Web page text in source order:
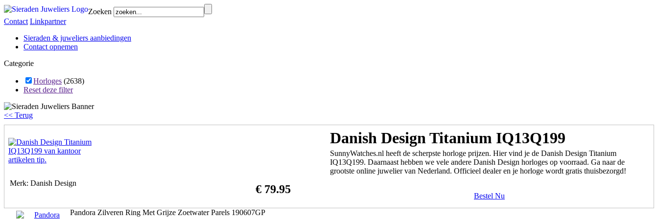
Zoeken
Contact Linkpartner
Sieraden & juweliers aanbiedingen
Contact opnemen
Categorie
Horloges (2638)
Reset deze filter
<< Terug
Danish Design Titanium IQ13Q199
SunnyWatches.nl heeft de scherpste horloge prijzen. Hier vind je de Danish Design Titanium
IQ13Q199. Daarnaast hebben we vele andere Danish Design horloges op voorraad. Ga naar de
grootste online juwelier van Nederland. Officieel dealer en je horloge wordt gratis thuisbezorgd!
Merk: Danish Design
€ 79.95
Bestel Nu
Pandora Zilveren Ring Met Grijze Zoetwater Parels 190607GP